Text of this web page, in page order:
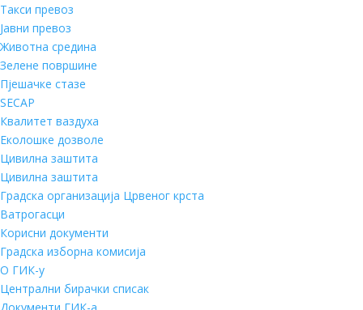
Такси превоз
Јавни превоз
Животна средина
Зелене површине
Пјешачке стазе
SECAP
Квалитет ваздуха
Еколошке дозволе
Цивилна заштита
Цивилна заштита
Градска организација Црвеног крста
Ватрогасци
Корисни документи
Градска изборна комисија
О ГИК-у
Централни бирачки списак